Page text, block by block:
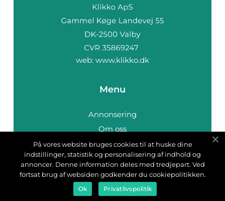
web: www.klikko.dk
Menu
Annonsering
Om oss
Cookies
Kontakta oss
Sitemap
På vores website bruges cookies til at huske dine
indstillinger, statistik og personalisering af indhold og
annoncer. Denne information deles med tredjepart. Ved
fortsat brug af websiden godkender du cookiepolitikken.
Ok Privatlivspolitik